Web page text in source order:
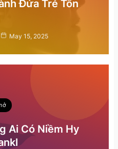
Đứa Trẻ Tổn
May 15, 2025
Ai Có Niềm Hy